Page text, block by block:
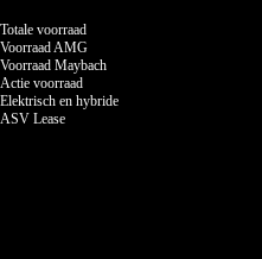
Totale voorraad
Voorraad AMG
Voorraad Maybach
Actie voorraad
Elektrisch en hybride
ASV Lease